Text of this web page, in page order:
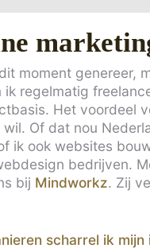
moment genereer,
regelmatig
Het voordeel
Of dat nou
ik ook websites
bedrijven.
bij Mindworkz. Zij
scharrel ik